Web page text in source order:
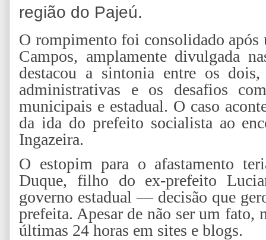
região do Pajeú.
O rompimento foi consolidado após
Campos, amplamente divulgada
destacou a sintonia entre os
administrativas e os desafios
municipais e estadual. O caso
da ida do prefeito socialista ao
Ingazeira.
O estopim para o afastamento
Duque, filho do ex-prefeito
governo estadual — decisão que
prefeita. Apesar de não ser um fato,
últimas 24 horas em sites e blogs.